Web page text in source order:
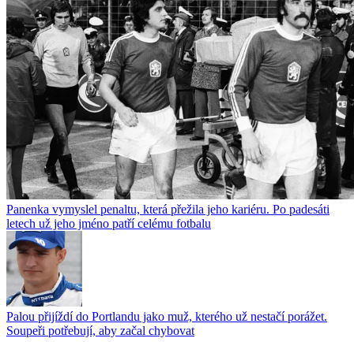
Panenka vymyslel penaltu, která přežila jeho kariéru. Po padesáti
letech už jeho jméno patří celému fotbalu
Palou přijíždí do Portlandu jako muž, kterého už nestačí porážet.
Soupeři potřebují, aby začal chybovat